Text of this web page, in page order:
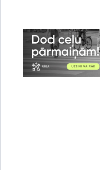
14.sēde
Sēdes darba
gada 19. aprīļa
kārtību, kādā tiek…